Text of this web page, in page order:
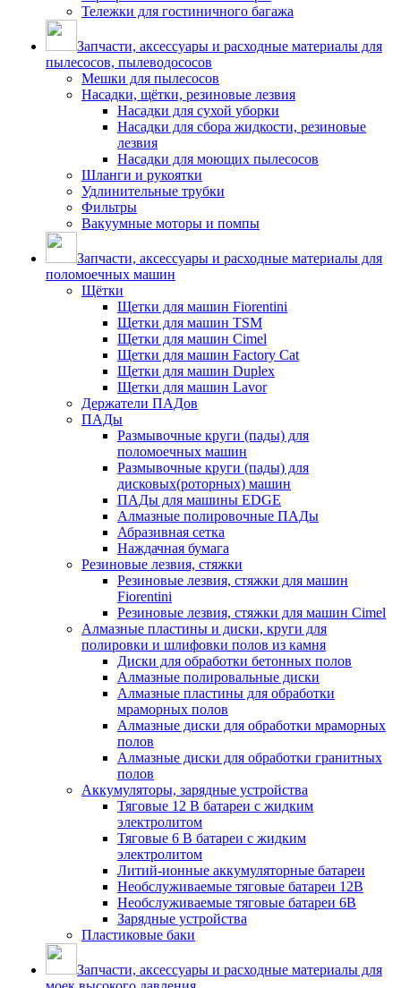
Тележки для гостиничного багажа
Запчасти, аксессуары и расходные материалы для
пылесосов, пылеводососов
Мешки для пылесосов
Насадки, щётки, резиновые лезвия
Насадки для сухой уборки
Насадки для сбора жидкости, резиновые
лезвия
Насадки для моющих пылесосов
Шланги и рукоятки
Удлинительные трубки
Фильтры
Вакуумные моторы и помпы
Запчасти, аксессуары и расходные материалы для
поломоечных машин
Щётки
Щетки для машин Fiorentini
Щетки для машин TSM
Щетки для машин Cimel
Щетки для машин Factory Cat
Щетки для машин Duplex
Щетки для машин Lavor
Держатели ПАДов
ПАДы
Размывочные круги (пады) для
поломоечных машин
Размывочные круги (пады) для
дисковых(роторных) машин
ПАДы для машины EDGE
Алмазные полировочные ПАДы
Абразивная сетка
Наждачная бумага
Резиновые лезвия, стяжки
Резиновые лезвия, стяжки для машин
Fiorentini
Резиновые лезвия, стяжки для машин Cimel
Алмазные пластины и диски, круги для
полировки и шлифовки полов из камня
Диски для обработки бетонных полов
Алмазные полировальные диски
Алмазные пластины для обработки
мраморных полов
Алмазные диски для обработки мраморных
полов
Алмазные диски для обработки гранитных
полов
Аккумуляторы, зарядные устройства
Тяговые 12 В батареи с жидким
электролитом
Тяговые 6 В батареи с жидким
электролитом
Литий-ионные аккумуляторные батареи
Необслуживаемые тяговые батареи 12В
Необслуживаемые тяговые батареи 6В
Зарядные устройства
Пластиковые баки
Запчасти, аксессуары и расходные материалы для